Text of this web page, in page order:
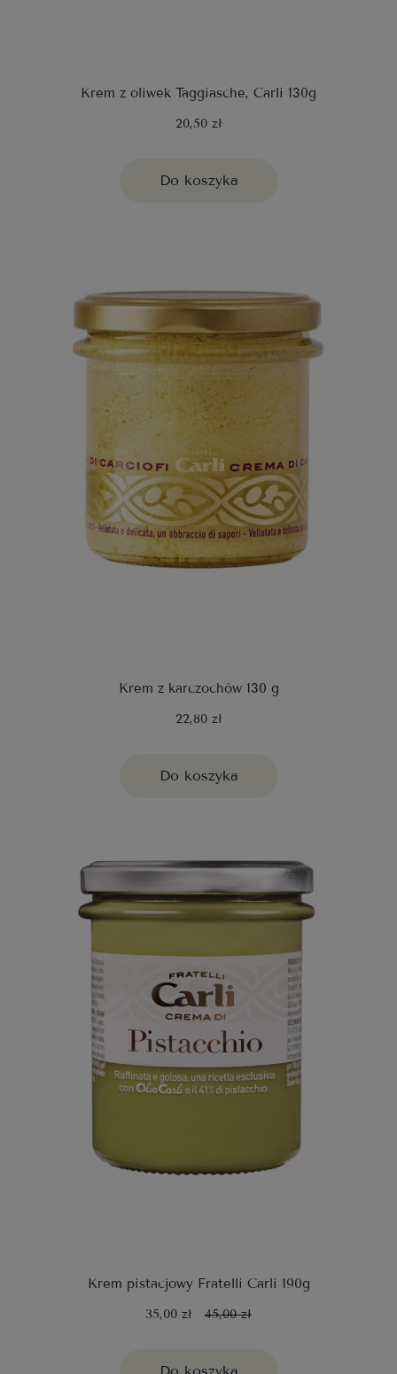
Krem z oliwek Taggiasche, Carli 130g
20,50 zł
Do koszyka
Krem z karczochów 130 g
22,80 zł
Do koszyka
Krem pistacjowy Fratelli Carli 190g
35,00 zł 45,00 zł